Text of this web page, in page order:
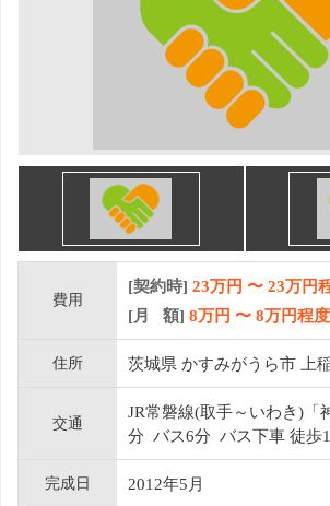
費用
[契約時] 23万円 〜 23万円
[月 額] 8万円 〜 8万円程度
住所 茨城県 かすみがうら市 上
交通
JR常磐線(取手～いわき)「
分 バス6分 バス下車 徒歩
完成日 2012年5月